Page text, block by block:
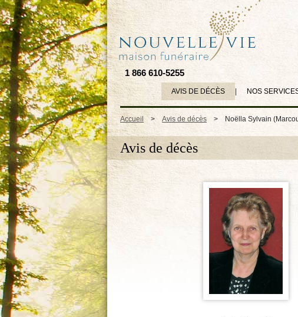
1 866 610-5255
AVIS DE DÉCÈS NOS
Accueil > Avis de décès > Noëlla Sylvain
Avis de décès